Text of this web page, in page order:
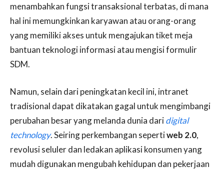
menambahkan fungsi transaksional terbatas, di mana
hal ini memungkinkan karyawan atau orang-orang
yang memiliki akses untuk mengajukan tiket meja
bantuan teknologi informasi atau mengisi formulir
SDM.
Namun, selain dari peningkatan kecil ini, intranet
tradisional dapat dikatakan gagal untuk mengimbangi
perubahan besar yang melanda dunia daridigital
technology. Seiring perkembangan sepertiweb 2.0,
revolusi seluler dan ledakan aplikasi konsumen yang
mudah digunakan mengubah kehidupan dan pekerjaan